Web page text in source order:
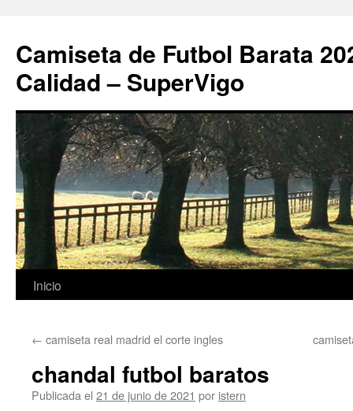
Camiseta de Futbol Barata
Calidad – SuperVigo
Saltar
contenido
Inicio
← camiseta real madrid el corte ingles
chandal futbol baratos
Publicada el 21 de junio de 2021 por istern